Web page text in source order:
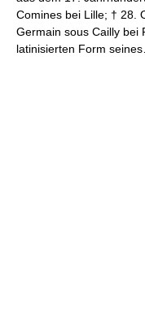
Comines bei Lille; † 28.
Germain sous Cailly bei
latinisierten Form